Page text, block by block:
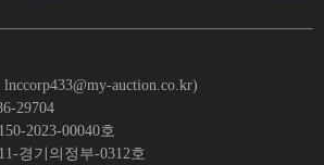
auction.co.kr)
29704
2023-00040호
경기의정부-0312호